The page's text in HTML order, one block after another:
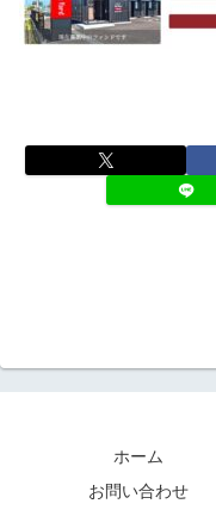
ホーム
お問い合わせ